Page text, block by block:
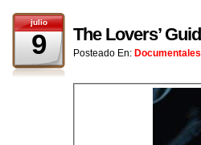
julio
9 The Lovers’
Posteado En: Documentales